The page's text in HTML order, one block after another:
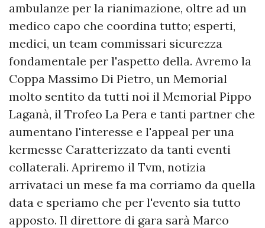
ambulanze per la rianimazione, oltre ad un
medico capo che coordina tutto; esperti,
medici, un team commissari sicurezza
fondamentale per l'aspetto della. Avremo la
Coppa Massimo Di Pietro, un Memorial
molto sentito da tutti noi il Memorial Pippo
Laganà, il Trofeo La Pera e tanti partner che
aumentano l'interesse e l'appeal per una
kermesse Caratterizzato da tanti eventi
collaterali. Apriremo il Tvm, notizia
arrivataci un mese fa ma corriamo da quella
data e speriamo che per l'evento sia tutto
apposto. Il direttore di gara sarà Marco